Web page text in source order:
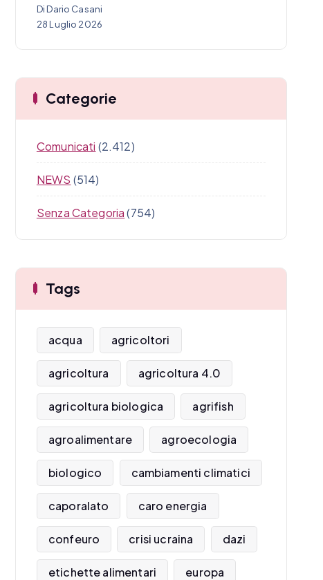
Di Dario Casani
28 Luglio 2026
Categorie
Comunicati (2.412)
NEWS (514)
Senza Categoria(754)
Tags
acqua agricoltori
agricoltura agricoltura 4.0
agricoltura biologica agrifish
agroalimentare agroecologia
biologico cambiamenti climatici
caporalato caro energia
confeuro crisi ucraina dazi
etichette alimentari europa